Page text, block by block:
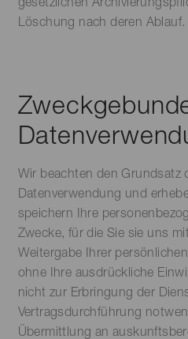
Löschung nach deren Ablauf.
Wir beachten den Grundsatz
Datenverwendung und
speichern Ihre
Zwecke, für die Sie sie uns
Weitergabe Ihrer
ohne Ihre ausdrückliche
nicht zur Erbringung der
Vertragsdurchführung
Übermittlung an